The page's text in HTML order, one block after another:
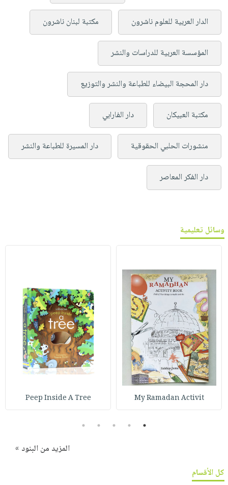
الدار العربية للعلوم ناشرون مكتبة لبنان ناشرون
المؤسسة العربية للدراسات والنشر
دار المحجة البيضاء للطباعة والنشر والتوزيع
مكتبة العبيكان دار الفارابي
منشورات الحلبي الحقوقية دار المسيرة للطباعة والنشر
دار الفكر المعاصر
وسائل تعليمية
My Ramadan Activit
Peep Inside A Tree
1
2
3
4
5
المزيد من البنود »
كل الأقسام